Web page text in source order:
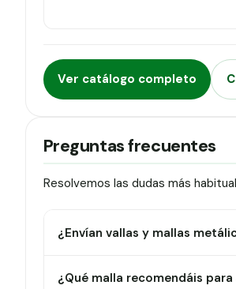
Ver catálogo completo
Preguntas frecuentes
Resolvemos las dudas más
¿Envían vallas y mallas
¿Qué malla recomendáis